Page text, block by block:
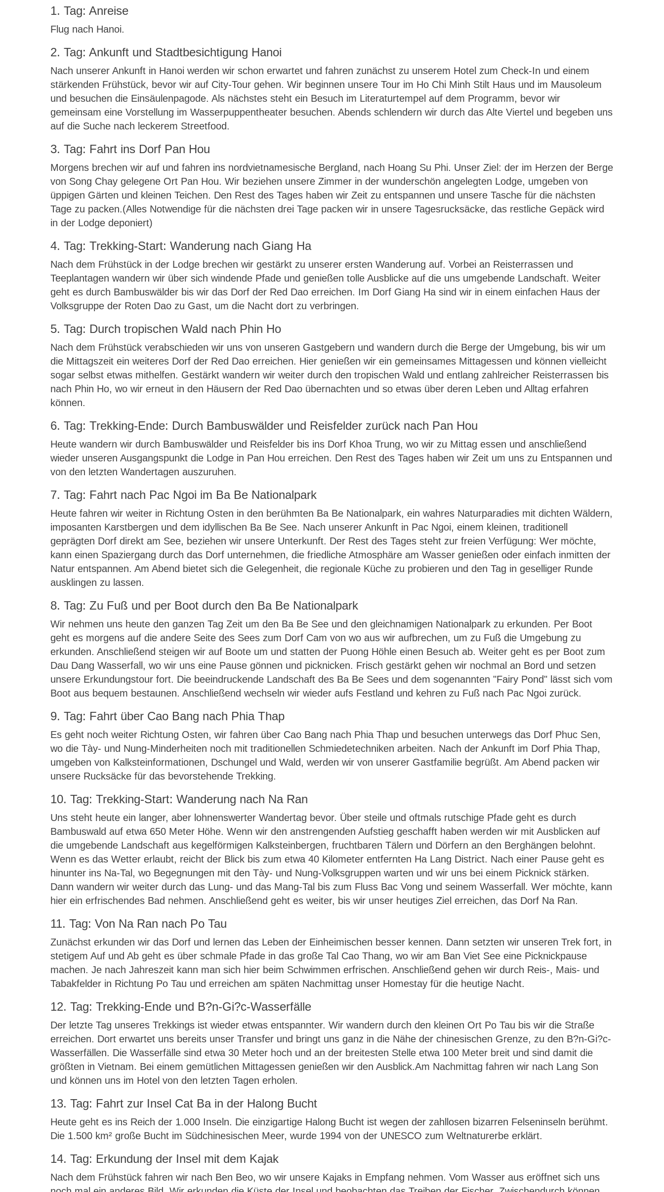
1. Tag: Anreise
Flug nach Hanoi.
2. Tag: Ankunft und Stadtbesichtigung Hanoi
Nach unserer Ankunft in Hanoi werden wir schon erwartet und fahren zunächst zu unserem Hotel zum Check-In und einem
stärkenden Frühstück, bevor wir auf City-Tour gehen. Wir beginnen unsere Tour im Ho Chi Minh Stilt Haus und im Mausoleum
und besuchen die Einsäulenpagode. Als nächstes steht ein Besuch im Literaturtempel auf dem Programm, bevor wir
gemeinsam eine Vorstellung im Wasserpuppentheater besuchen. Abends schlendern wir durch das Alte Viertel und begeben uns
auf die Suche nach leckerem Streetfood.
3. Tag: Fahrt ins Dorf Pan Hou
Morgens brechen wir auf und fahren ins nordvietnamesische Bergland, nach Hoang Su Phi. Unser Ziel: der im Herzen der Berge
von Song Chay gelegene Ort Pan Hou. Wir beziehen unsere Zimmer in der wunderschön angelegten Lodge, umgeben von
üppigen Gärten und kleinen Teichen. Den Rest des Tages haben wir Zeit zu entspannen und unsere Tasche für die nächsten
Tage zu packen.(Alles Notwendige für die nächsten drei Tage packen wir in unsere Tagesrucksäcke, das restliche Gepäck wird
in der Lodge deponiert)
4. Tag: Trekking-Start: Wanderung nach Giang Ha
Nach dem Frühstück in der Lodge brechen wir gestärkt zu unserer ersten Wanderung auf. Vorbei an Reisterrassen und
Teeplantagen wandern wir über sich windende Pfade und genießen tolle Ausblicke auf die uns umgebende Landschaft. Weiter
geht es durch Bambuswälder bis wir das Dorf der Red Dao erreichen. Im Dorf Giang Ha sind wir in einem einfachen Haus der
Volksgruppe der Roten Dao zu Gast, um die Nacht dort zu verbringen.
5. Tag: Durch tropischen Wald nach Phin Ho
Nach dem Frühstück verabschieden wir uns von unseren Gastgebern und wandern durch die Berge der Umgebung, bis wir um
die Mittagszeit ein weiteres Dorf der Red Dao erreichen. Hier genießen wir ein gemeinsames Mittagessen und können vielleicht
sogar selbst etwas mithelfen. Gestärkt wandern wir weiter durch den tropischen Wald und entlang zahlreicher Reisterrassen bis
nach Phin Ho, wo wir erneut in den Häusern der Red Dao übernachten und so etwas über deren Leben und Alltag erfahren
können.
6. Tag: Trekking-Ende: Durch Bambuswälder und Reisfelder zurück nach Pan Hou
Heute wandern wir durch Bambuswälder und Reisfelder bis ins Dorf Khoa Trung, wo wir zu Mittag essen und anschließend
wieder unseren Ausgangspunkt die Lodge in Pan Hou erreichen. Den Rest des Tages haben wir Zeit um uns zu Entspannen und
von den letzten Wandertagen auszuruhen.
7. Tag: Fahrt nach Pac Ngoi im Ba Be Nationalpark
Heute fahren wir weiter in Richtung Osten in den berühmten Ba Be Nationalpark, ein wahres Naturparadies mit dichten Wäldern,
imposanten Karstbergen und dem idyllischen Ba Be See. Nach unserer Ankunft in Pac Ngoi, einem kleinen, traditionell
geprägten Dorf direkt am See, beziehen wir unsere Unterkunft. Der Rest des Tages steht zur freien Verfügung: Wer möchte,
kann einen Spaziergang durch das Dorf unternehmen, die friedliche Atmosphäre am Wasser genießen oder einfach inmitten der
Natur entspannen. Am Abend bietet sich die Gelegenheit, die regionale Küche zu probieren und den Tag in geselliger Runde
ausklingen zu lassen.
8. Tag: Zu Fuß und per Boot durch den Ba Be Nationalpark
Wir nehmen uns heute den ganzen Tag Zeit um den Ba Be See und den gleichnamigen Nationalpark zu erkunden. Per Boot
geht es morgens auf die andere Seite des Sees zum Dorf Cam von wo aus wir aufbrechen, um zu Fuß die Umgebung zu
erkunden. Anschließend steigen wir auf Boote um und statten der Puong Höhle einen Besuch ab. Weiter geht es per Boot zum
Dau Dang Wasserfall, wo wir uns eine Pause gönnen und picknicken. Frisch gestärkt gehen wir nochmal an Bord und setzen
unsere Erkundungstour fort. Die beeindruckende Landschaft des Ba Be Sees und dem sogenannten "Fairy Pond" lässt sich vom
Boot aus bequem bestaunen. Anschließend wechseln wir wieder aufs Festland und kehren zu Fuß nach Pac Ngoi zurück.
9. Tag: Fahrt über Cao Bang nach Phia Thap
Es geht noch weiter Richtung Osten, wir fahren über Cao Bang nach Phia Thap und besuchen unterwegs das Dorf Phuc Sen,
wo die Tày- und Nung-Minderheiten noch mit traditionellen Schmiedetechniken arbeiten. Nach der Ankunft im Dorf Phia Thap,
umgeben von Kalksteinformationen, Dschungel und Wald, werden wir von unserer Gastfamilie begrüßt. Am Abend packen wir
unsere Rucksäcke für das bevorstehende Trekking.
10. Tag: Trekking-Start: Wanderung nach Na Ran
Uns steht heute ein langer, aber lohnenswerter Wandertag bevor. Über steile und oftmals rutschige Pfade geht es durch
Bambuswald auf etwa 650 Meter Höhe. Wenn wir den anstrengenden Aufstieg geschafft haben werden wir mit Ausblicken auf
die umgebende Landschaft aus kegelförmigen Kalksteinbergen, fruchtbaren Tälern und Dörfern an den Berghängen belohnt.
Wenn es das Wetter erlaubt, reicht der Blick bis zum etwa 40 Kilometer entfernten Ha Lang District. Nach einer Pause geht es
hinunter ins Na-Tal, wo Begegnungen mit den Tày- und Nung-Volksgruppen warten und wir uns bei einem Picknick stärken.
Dann wandern wir weiter durch das Lung- und das Mang-Tal bis zum Fluss Bac Vong und seinem Wasserfall. Wer möchte, kann
hier ein erfrischendes Bad nehmen. Anschließend geht es weiter, bis wir unser heutiges Ziel erreichen, das Dorf Na Ran.
11. Tag: Von Na Ran nach Po Tau
Zunächst erkunden wir das Dorf und lernen das Leben der Einheimischen besser kennen. Dann setzten wir unseren Trek fort, in
stetigem Auf und Ab geht es über schmale Pfade in das große Tal Cao Thang, wo wir am Ban Viet See eine Picknickpause
machen. Je nach Jahreszeit kann man sich hier beim Schwimmen erfrischen. Anschließend gehen wir durch Reis-, Mais- und
Tabakfelder in Richtung Po Tau und erreichen am späten Nachmittag unser Homestay für die heutige Nacht.
12. Tag: Trekking-Ende und B?n-Gi?c-Wasserfälle
Der letzte Tag unseres Trekkings ist wieder etwas entspannter. Wir wandern durch den kleinen Ort Po Tau bis wir die Straße
erreichen. Dort erwartet uns bereits unser Transfer und bringt uns ganz in die Nähe der chinesischen Grenze, zu den B?n-Gi?c-
Wasserfällen. Die Wasserfälle sind etwa 30 Meter hoch und an der breitesten Stelle etwa 100 Meter breit und sind damit die
größten in Vietnam. Bei einem gemütlichen Mittagessen genießen wir den Ausblick.Am Nachmittag fahren wir nach Lang Son
und können uns im Hotel von den letzten Tagen erholen.
13. Tag: Fahrt zur Insel Cat Ba in der Halong Bucht
Heute geht es ins Reich der 1.000 Inseln. Die einzigartige Halong Bucht ist wegen der zahllosen bizarren Felseninseln berühmt.
Die 1.500 km² große Bucht im Südchinesischen Meer, wurde 1994 von der UNESCO zum Weltnaturerbe erklärt.
14. Tag: Erkundung der Insel mit dem Kajak
Nach dem Frühstück fahren wir nach Ben Beo, wo wir unsere Kajaks in Empfang nehmen. Vom Wasser aus eröffnet sich uns